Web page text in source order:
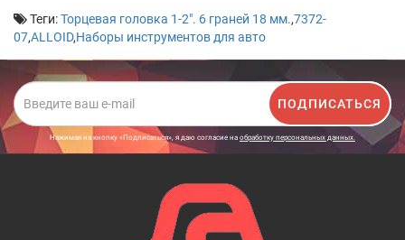
Теги:Торцевая головка 1-2". 6 граней 18 мм.,7372-
07,ALLOID,Наборы инструментов для авто
ПОДПИСАТЬСЯ
Нажимая на кнопку «Подписаться», я даю cогласие на обработку персональных данных.